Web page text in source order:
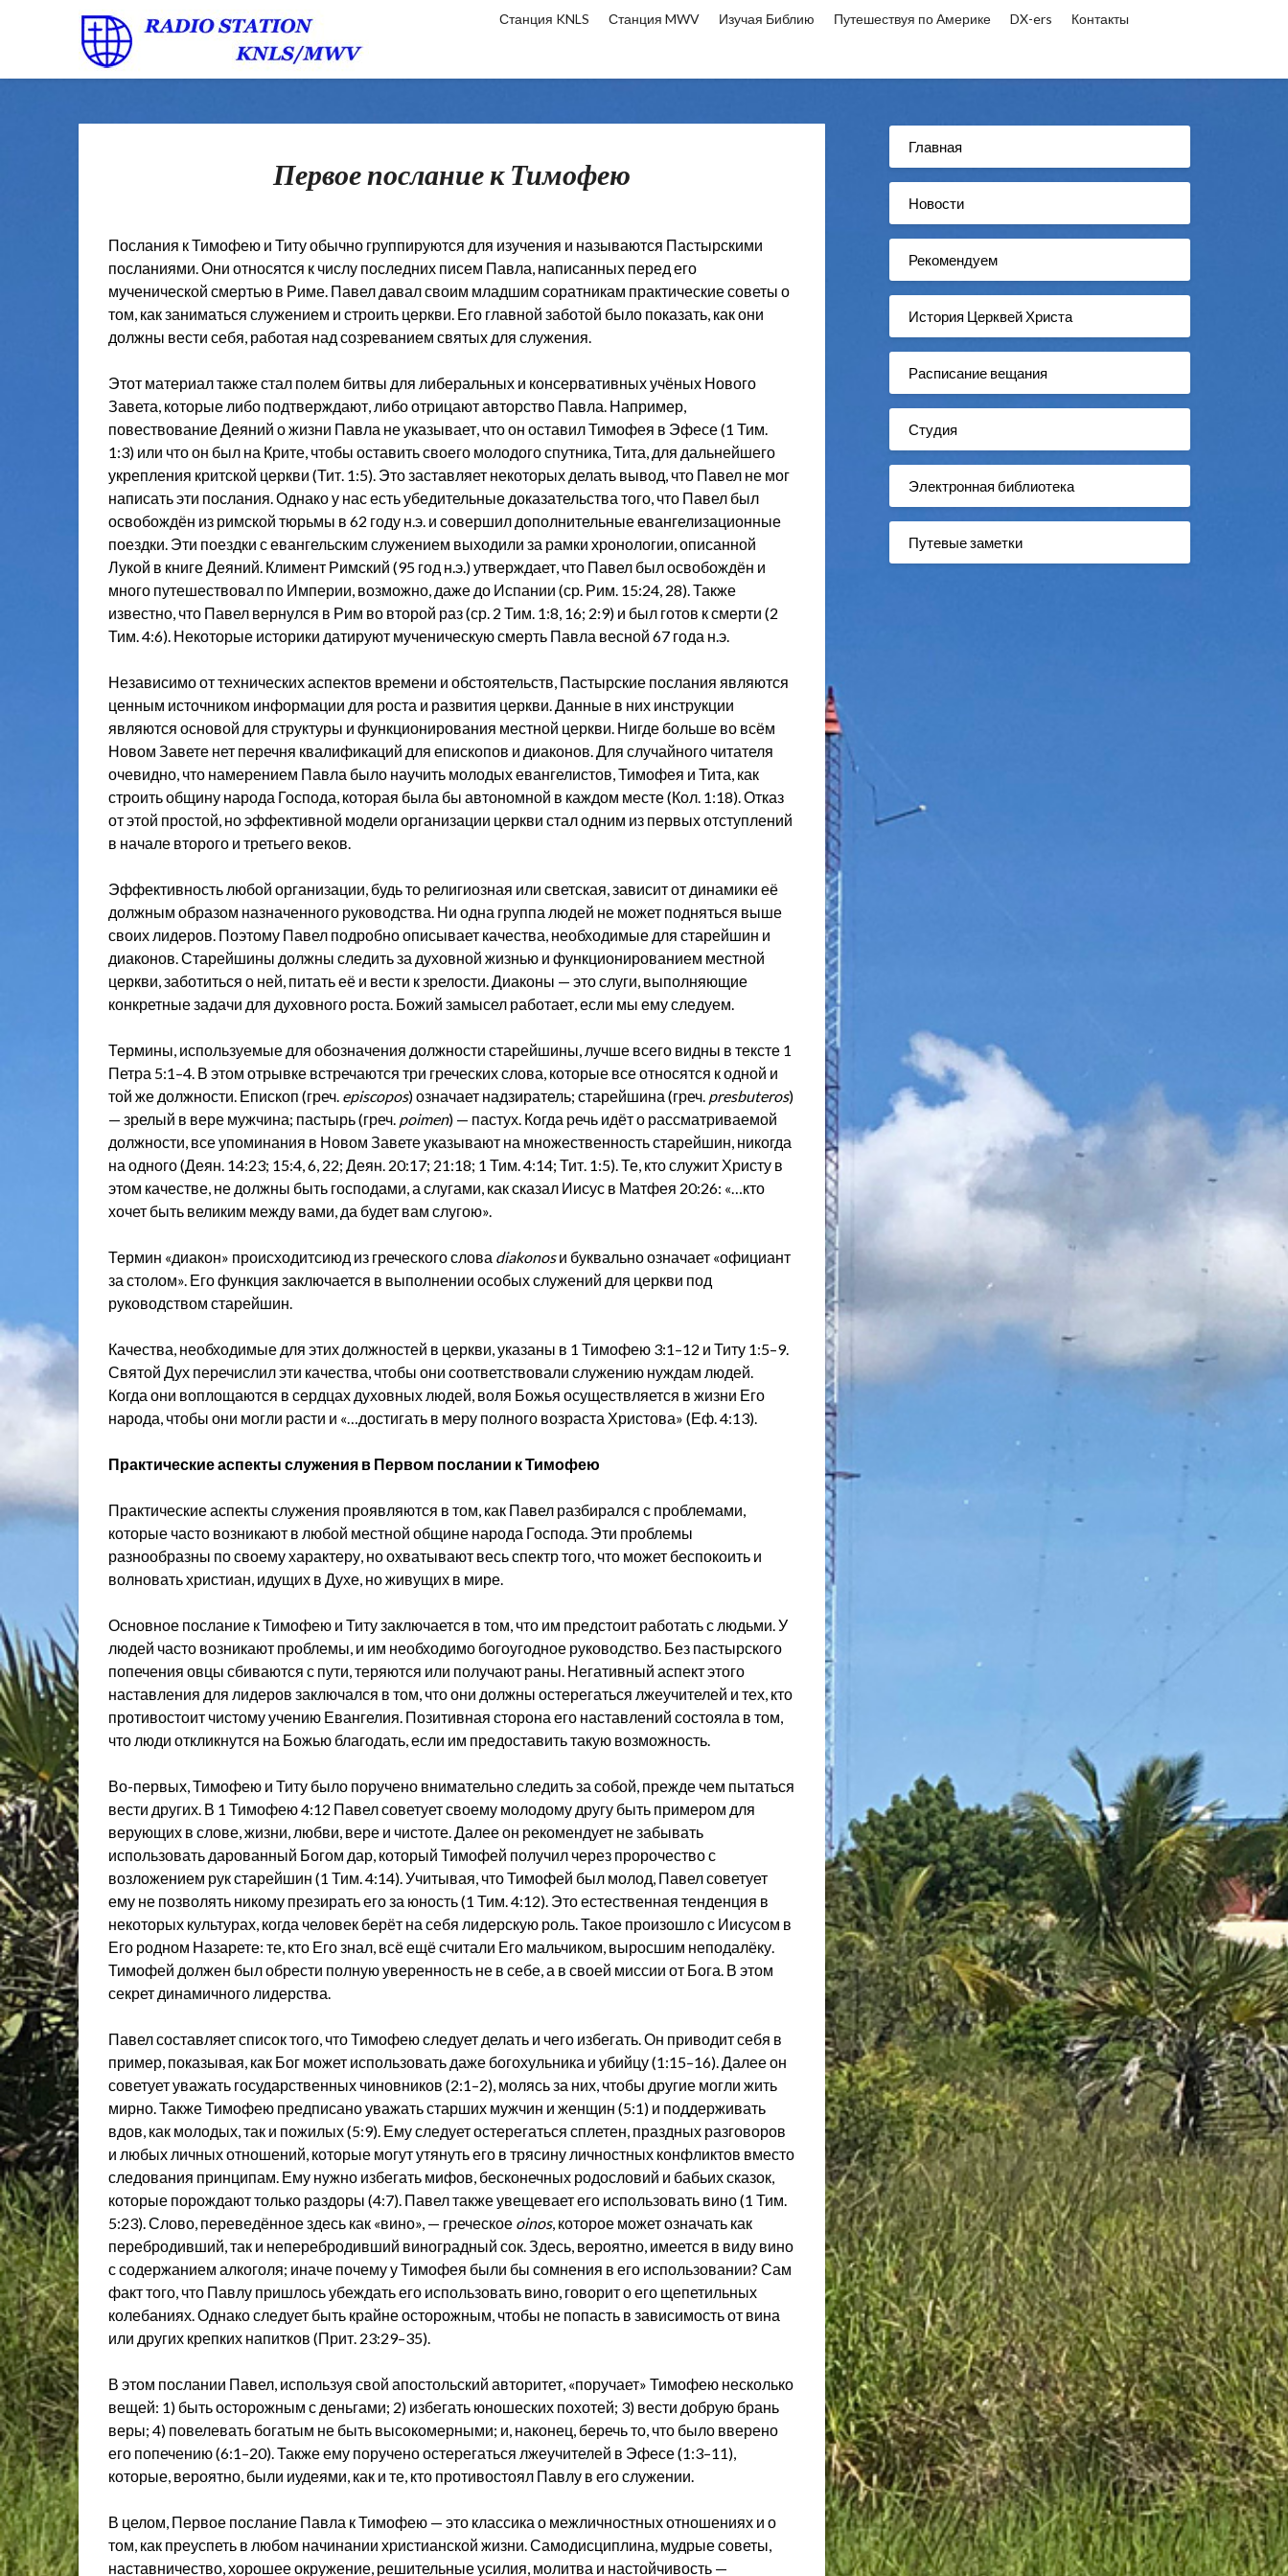
Станция KNLS Станция MWV Изучая Библию Путешествуя по Америке DX-ers Контакты
Первое послание к Тимофею
Послания к Тимофею и Титу обычно группируются для изучения и называются Пастырскими
посланиями. Они относятся к числу последних писем Павла, написанных перед его
мученической смертью в Риме. Павел давал своим младшим соратникам практические советы о
том, как заниматься служением и строить церкви. Его главной заботой было показать, как они
должны вести себя, работая над созреванием святых для служения.
Этот материал также стал полем битвы для либеральных и консервативных учёных Нового
Завета, которые либо подтверждают, либо отрицают авторство Павла. Например,
повествование Деяний о жизни Павла не указывает, что он оставил Тимофея в Эфесе (1 Тим.
1:3) или что он был на Крите, чтобы оставить своего молодого спутника, Тита, для дальнейшего
укрепления критской церкви (Тит. 1:5). Это заставляет некоторых делать вывод, что Павел не мог
написать эти послания. Однако у нас есть убедительные доказательства того, что Павел был
освобождён из римской тюрьмы в 62 году н.э. и совершил дополнительные евангелизационные
поездки. Эти поездки с евангельским служением выходили за рамки хронологии, описанной
Лукой в книге Деяний. Климент Римский (95 год н.э.) утверждает, что Павел был освобождён и
много путешествовал по Империи, возможно, даже до Испании (ср. Рим. 15:24, 28). Также
известно, что Павел вернулся в Рим во второй раз (ср. 2 Тим. 1:8, 16; 2:9) и был готов к смерти (2
Тим. 4:6). Некоторые историки датируют мученическую смерть Павла весной 67 года н.э.
Независимо от технических аспектов времени и обстоятельств, Пастырские послания являются
ценным источником информации для роста и развития церкви. Данные в них инструкции
являются основой для структуры и функционирования местной церкви. Нигде больше во всём
Новом Завете нет перечня квалификаций для епископов и диаконов. Для случайного читателя
очевидно, что намерением Павла было научить молодых евангелистов, Тимофея и Тита, как
строить общину народа Господа, которая была бы автономной в каждом месте (Кол. 1:18). Отказ
от этой простой, но эффективной модели организации церкви стал одним из первых отступлений
в начале второго и третьего веков.
Эффективность любой организации, будь то религиозная или светская, зависит от динамики её
должным образом назначенного руководства. Ни одна группа людей не может подняться выше
своих лидеров. Поэтому Павел подробно описывает качества, необходимые для старейшин и
диаконов. Старейшины должны следить за духовной жизнью и функционированием местной
церкви, заботиться о ней, питать её и вести к зрелости. Диаконы — это слуги, выполняющие
конкретные задачи для духовного роста. Божий замысел работает, если мы ему следуем.
Термины, используемые для обозначения должности старейшины, лучше всего видны в тексте 1
Петра 5:1–4. В этом отрывке встречаются три греческих слова, которые все относятся к одной и
той же должности. Епископ (греч. episcopos) означает надзиратель; старейшина (греч. presbuteros)
— зрелый в вере мужчина; пастырь (греч. poimen) — пастух. Когда речь идёт о рассматриваемой
должности, все упоминания в Новом Завете указывают на множественность старейшин, никогда
на одного (Деян. 14:23; 15:4, 6, 22; Деян. 20:17; 21:18; 1 Тим. 4:14; Тит. 1:5). Те, кто служит Христу в
этом качестве, не должны быть господами, а слугами, как сказал Иисус в Матфея 20:26: «…кто
хочет быть великим между вами, да будет вам слугою».
Термин «диакон» происходитсиюд из греческого слова diakonosи буквально означает «официант
за столом». Его функция заключается в выполнении особых служений для церкви под
руководством старейшин.
Качества, необходимые для этих должностей в церкви, указаны в 1 Тимофею 3:1–12 и Титу 1:5–9.
Святой Дух перечислил эти качества, чтобы они соответствовали служению нуждам людей.
Когда они воплощаются в сердцах духовных людей, воля Божья осуществляется в жизни Его
народа, чтобы они могли расти и «…достигать в меру полного возраста Христова» (Еф. 4:13).
Практические аспекты служения в Первом послании к Тимофею
Практические аспекты служения проявляются в том, как Павел разбирался с проблемами,
которые часто возникают в любой местной общине народа Господа. Эти проблемы
разнообразны по своему характеру, но охватывают весь спектр того, что может беспокоить и
волновать христиан, идущих в Духе, но живущих в мире.
Основное послание к Тимофею и Титу заключается в том, что им предстоит работать с людьми. У
людей часто возникают проблемы, и им необходимо богоугодное руководство. Без пастырского
попечения овцы сбиваются с пути, теряются или получают раны. Негативный аспект этого
наставления для лидеров заключался в том, что они должны остерегаться лжеучителей и тех, кто
противостоит чистому учению Евангелия. Позитивная сторона его наставлений состояла в том,
что люди откликнутся на Божью благодать, если им предоставить такую возможность.
Во-первых, Тимофею и Титу было поручено внимательно следить за собой, прежде чем пытаться
вести других. В 1 Тимофею 4:12 Павел советует своему молодому другу быть примером для
верующих в слове, жизни, любви, вере и чистоте. Далее он рекомендует не забывать
использовать дарованный Богом дар, который Тимофей получил через пророчество с
возложением рук старейшин (1 Тим. 4:14). Учитывая, что Тимофей был молод, Павел советует
ему не позволять никому презирать его за юность (1 Тим. 4:12). Это естественная тенденция в
некоторых культурах, когда человек берёт на себя лидерскую роль. Такое произошло с Иисусом в
Его родном Назарете: те, кто Его знал, всё ещё считали Его мальчиком, выросшим неподалёку.
Тимофей должен был обрести полную уверенность не в себе, а в своей миссии от Бога. В этом
секрет динамичного лидерства.
Павел составляет список того, что Тимофею следует делать и чего избегать. Он приводит себя в
пример, показывая, как Бог может использовать даже богохульника и убийцу (1:15–16). Далее он
советует уважать государственных чиновников (2:1–2), молясь за них, чтобы другие могли жить
мирно. Также Тимофею предписано уважать старших мужчин и женщин (5:1) и поддерживать
вдов, как молодых, так и пожилых (5:9). Ему следует остерегаться сплетен, праздных разговоров
и любых личных отношений, которые могут утянуть его в трясину личностных конфликтов вместо
следования принципам. Ему нужно избегать мифов, бесконечных родословий и бабьих сказок,
которые порождают только раздоры (4:7). Павел также увещевает его использовать вино (1 Тим.
5:23). Слово, переведённое здесь как «вино», — греческое oinos, которое может означать как
перебродивший, так и неперебродивший виноградный сок. Здесь, вероятно, имеется в виду вино
с содержанием алкоголя; иначе почему у Тимофея были бы сомнения в его использовании? Сам
факт того, что Павлу пришлось убеждать его использовать вино, говорит о его щепетильных
колебаниях. Однако следует быть крайне осторожным, чтобы не попасть в зависимость от вина
или других крепких напитков (Прит. 23:29–35).
В этом послании Павел, используя свой апостольский авторитет, «поручает» Тимофею несколько
вещей: 1) быть осторожным с деньгами; 2) избегать юношеских похотей; 3) вести добрую брань
веры; 4) повелевать богатым не быть высокомерными; и, наконец, беречь то, что было вверено
его попечению (6:1–20). Также ему поручено остерегаться лжеучителей в Эфесе (1:3–11),
которые, вероятно, были иудеями, как и те, кто противостоял Павлу в его служении.
В целом, Первое послание Павла к Тимофею — это классика о межличностных отношениях и о
том, как преуспеть в любом начинании христианской жизни. Самодисциплина, мудрые советы,
наставничество, хорошее окружение, решительные усилия, молитва и настойчивость —
Главная
Новости
Рекомендуем
История Церквей Христа
Расписание вещания
Студия
Электронная библиотека
Путевые заметки